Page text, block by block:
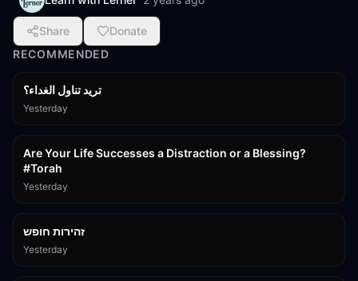
Share
Donate
RECOMMENDED
تريد تناول الغداء؟
Yesterday
Are Your Life Successes a Distraction or a Blessing?
#Torah
Yesterday
זהירות חופש
Yesterday